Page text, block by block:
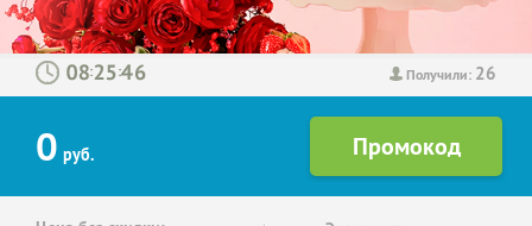
Получили: 26
: :
0 руб.